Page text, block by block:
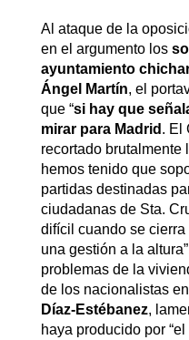
Al ataque de la
en el argumento los
ayuntamiento
Ángel Martín, el
que “si hay que
mirar para Madrid . El
recortado
hemos tenido que
partidas destinadas
ciudadanas de Sta.
difícil cuando se
una gestión a la
problemas de la
de los nacionalistas
Díaz-Estébanez,
haya producido por “el